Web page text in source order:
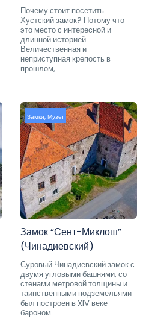
Почему стоит посетить
Хустский замок? Потому что
это место с интересной и
длинной историей.
Величественная и
неприступная крепость в
прошлом,
Замки, Музеї
Замок “Сент-Миклош”
(Чинадиевский)
Суровый Чинадиевский замок с
двумя угловыми башнями, со
стенами метровой толщины и
таинственными подземельями
был построен в XIV веке
бароном